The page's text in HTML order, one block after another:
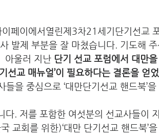
페이에서열린제3차21세기단기선교
맡았던 현장 선교사 발제 부분을 잘 마쳤습니다. 기
립니다.  아울러 지난
단기 선교 포럼에서 대만
들을 위한 ‘대만단기선교 매뉴얼’이 필요하다는 결론을
을 발족 시겼습니다. 저를 포함한 여섯분의 선교사
적으로 모여서 (한국 교회를 위한)‘대만 단기선교 핸